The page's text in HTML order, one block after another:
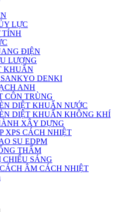
LỰC
TÍNH
ĐIỆN
LƯỢNG
KHUẨN
DENKI
ANH
CÔN TRÙNG
DIỆT KHUẨN NƯỚC
DIỆT KHUẨN KHÔNG KHÍ
XÂY DỰNG
XPS CÁCH NHIỆT
SU EDPM
THẤM
CHIẾU SÁNG
ÂM CÁCH NHIỆT